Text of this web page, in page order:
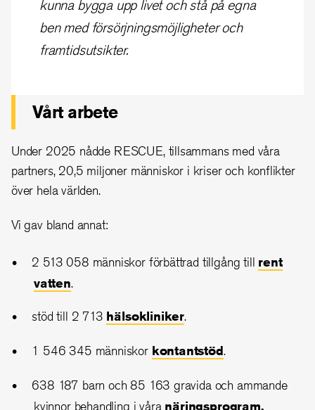
kunna bygga upp livet och stå på egna
ben med försörjningsmöjligheter och
framtidsutsikter.
Vårt arbete
Under 2025 nådde RESCUE, tillsammans med våra
partners, 20,5 miljoner människor i kriser och konflikter
över hela världen.
Vi gav bland annat:
2 513 058 människor förbättrad tillgång till rent
vatten.
stöd till 2 713 hälsokliniker.
1 546 345 människor kontantstöd.
638 187 barn och 85 163 gravida och ammande
kvinnor behandling i våra näringsprogram.